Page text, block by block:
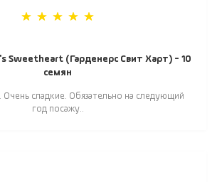
Sweetheart (Гарденерс Свит Харт) - 10
семян
сладкие. Обязательно на следующий
год посажу..